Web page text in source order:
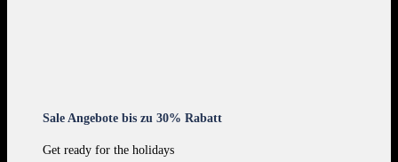
Sale Angebote bis zu 30% Rabatt
Get ready for the holidays